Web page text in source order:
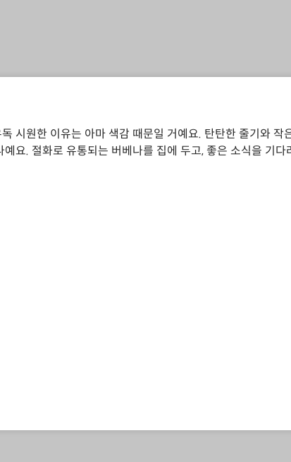
시원한 이유는 아마 색감 때문일 거예요. 탄탄한 줄기와
요. 절화로 유통되는 버베나를 집에 두고, 좋은 소식을 기다